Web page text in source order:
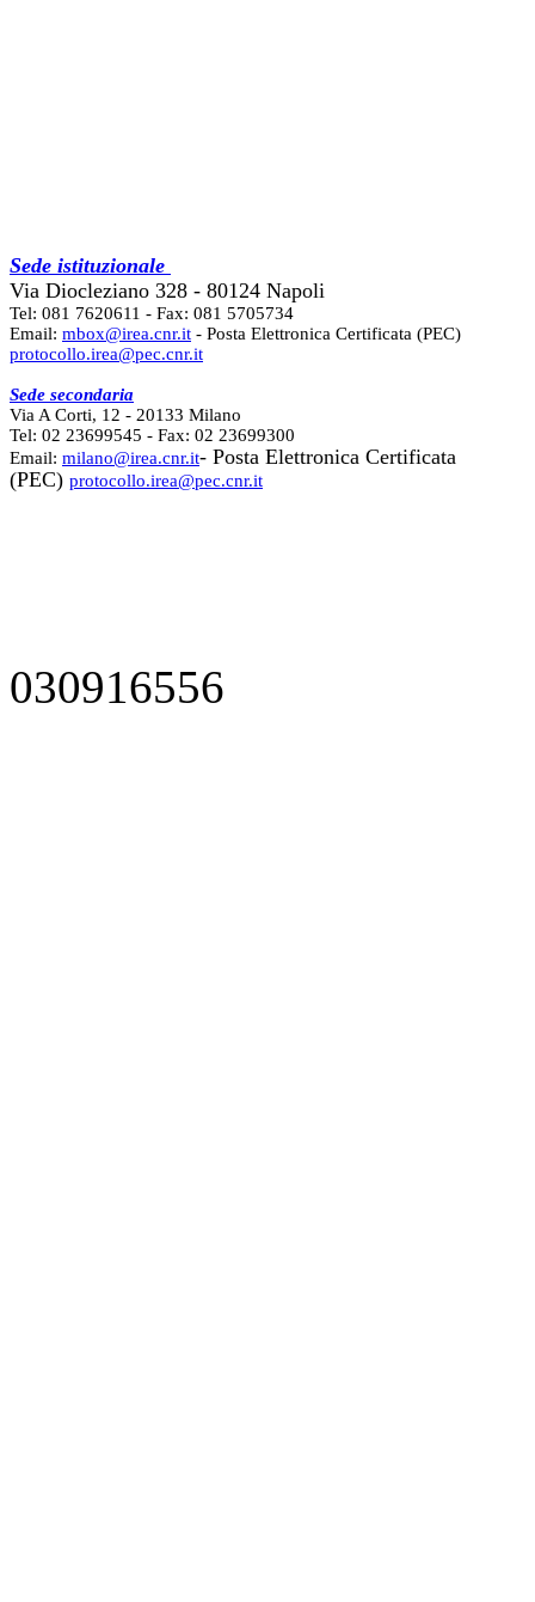
Sede istituzionale
Via Diocleziano 328 - 80124 Napoli
Tel: 081 7620611 - Fax: 081 5705734
Email: mbox@irea.cnr.it - Posta Elettronica Certificata (PEC)
protocollo.irea@pec.cnr.it
Sede secondaria
Via A Corti, 12 - 20133 Milano
Tel: 02 23699545 - Fax: 02 23699300
Email: milano@irea.cnr.it- Posta Elettronica Certificata
(PEC) protocollo.irea@pec.cnr.it
030916556